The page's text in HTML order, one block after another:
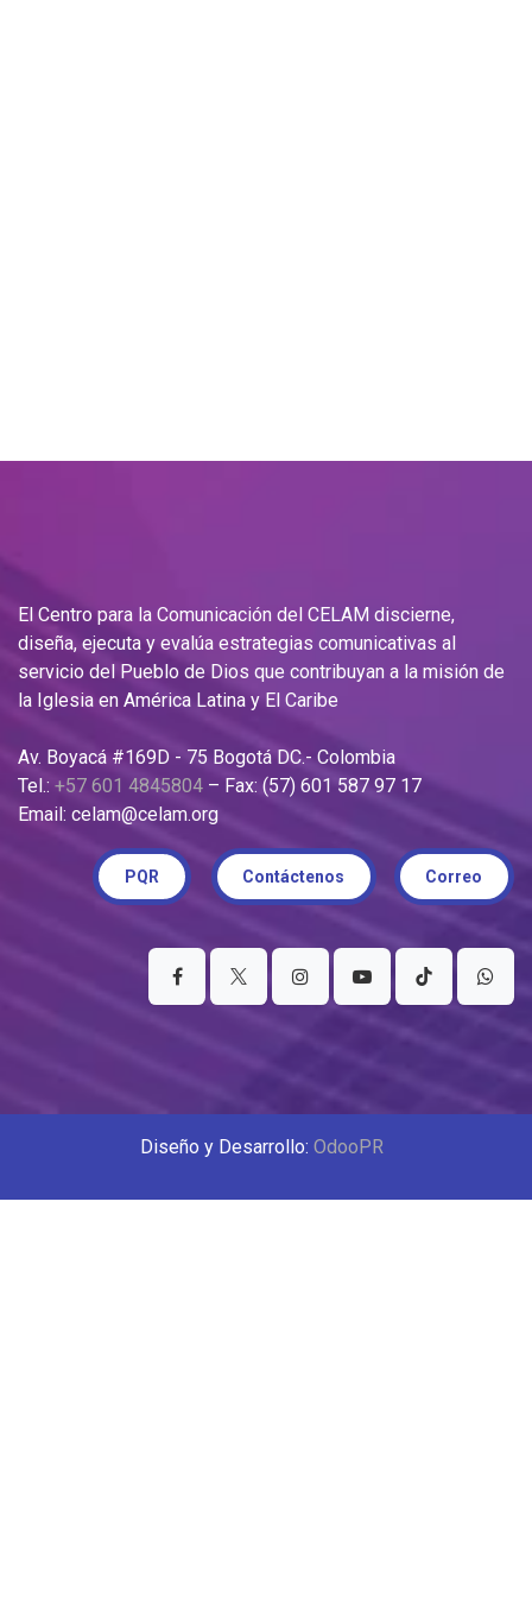
El Centro para la Comunicación del CELAM discierne,
diseña, ejecuta y evalúa estrategias comunicativas al
servicio del Pueblo de Dios que contribuyan a la misión de
la Iglesia en América Latina y El Caribe
Av. Boyacá #169D - 75 Bogotá DC.- Colombia
Tel.: +57 601 4845804 – Fax: (57) 601 587 97 17
Email: celam@celam.org
PQR Contáctenos Correo
Diseño y Desarrollo: OdooPR